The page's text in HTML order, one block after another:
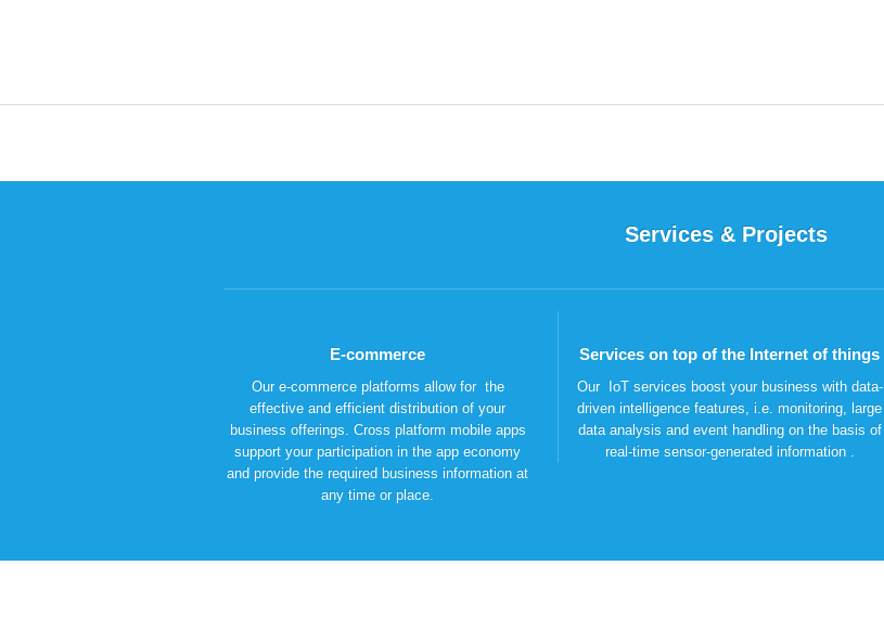
Services & Projects
E-commerce
Our e-commerce platforms allow for the
effective and efficient distribution of your
business offerings. Cross platform mobile apps
support your participation in the app economy
and provide the required business information at
any time or place.
Services on top of the Internet of things
Our IoT services boost your business with data-
driven intelligence features, i.e. monitoring, large
data analysis and event handling on the basis of
real-time sensor-generated information .